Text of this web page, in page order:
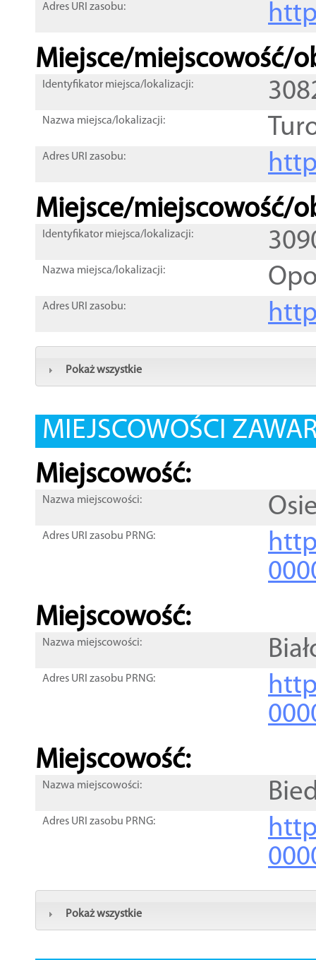
Adres URI zasobu:
Miejsce/miejscowość/
Identyfikator miejsca/lokalizacji:
Nazwa miejsca/lokalizacji:
Adres URI zasobu:
Miejsce/miejscowość/
Identyfikator miejsca/lokalizacji:
Nazwa miejsca/lokalizacji:
Adres URI zasobu:
Pokaż wszystkie
MIEJSCOWOŚCI
Miejscowość:
Nazwa miejscowości:
Adres URI zasobu PRNG:
Miejscowość:
Nazwa miejscowości:
Adres URI zasobu PRNG:
Miejscowość:
Nazwa miejscowości:
Adres URI zasobu PRNG:
Pokaż wszystkie